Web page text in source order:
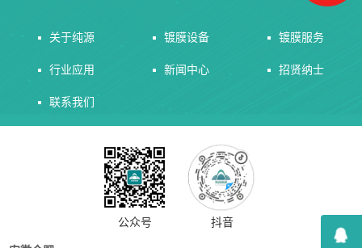
关于纯源 镀膜设备 镀膜服务
行业应用 新闻中心 招贤纳士
联系我们
公众号 抖音